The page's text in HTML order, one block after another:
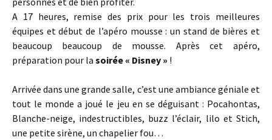
A 17 heures, remise des prix pour les trois meilleures
équipes et début de l’apéro mousse : un stand de bières et
beaucoup beaucoup de mousse. Après cet apéro,
préparation pour la soirée « Disney » !
Arrivée dans une grande salle, c’est une ambiance géniale et
tout le monde a joué le jeu en se déguisant : Pocahontas,
Blanche-neige, indestructibles, buzz l’éclair, lilo et Stich,
une petite sirène, un chapelier fou…